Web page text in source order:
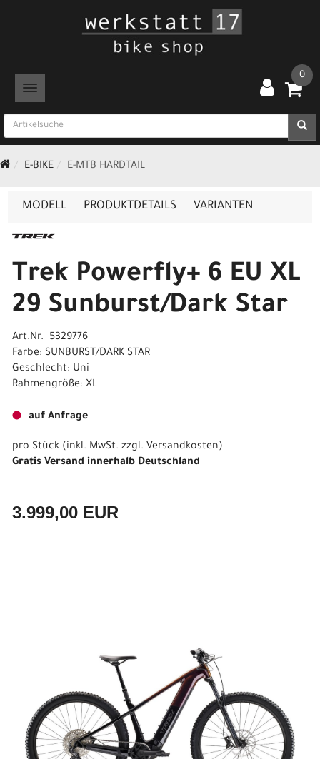
TOGGLE NAVIGATION
0
E-BIKE E-MTB HARDTAIL
MODELL PRODUKTDETAILS VARIANTEN
Trek Powerfly+ 6 EU XL
29 Sunburst/Dark Star
Art.Nr. 5329776
Farbe: SUNBURST/DARK STAR
Geschlecht: Uni
Rahmengröße: XL
auf Anfrage
pro Stück (inkl. MwSt. zzgl. Versandkosten)
Gratis Versand innerhalb Deutschland
3.999,00 EUR